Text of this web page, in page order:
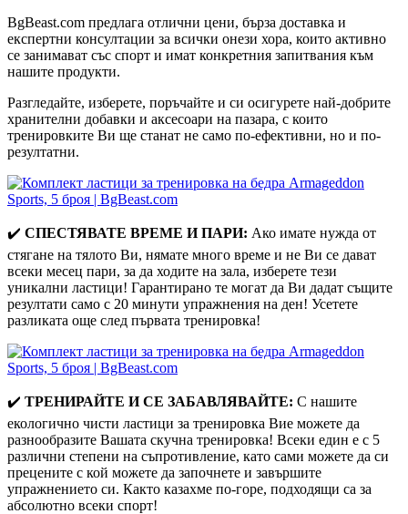
BgBeast.com предлага отлични цени, бърза доставка и
експертни консултации за всички онези хора, които активно
се занимават със спорт и имат конкретния запитвания към
нашите продукти.
Разгледайте, изберете, поръчайте и си осигурете най-добрите
хранителни добавки и аксесоари на пазара, с които
тренировките Ви ще станат не само по-ефективни, но и по-
резултатни.
✔️ СПЕСТЯВАТЕ ВРЕМЕ И ПАРИ: Ако имате нужда от
стягане на тялото Ви, нямате много време и не Ви се дават
всеки месец пари, за да ходите на зала, изберете тези
уникални ластици! Гарантирано те могат да Ви дадат същите
резултати само с 20 минути упражнения на ден! Усетете
разликата още след първата тренировка!
✔️ ТРЕНИРАЙТЕ И СЕ ЗАБАВЛЯВАЙТЕ: С нашите
екологично чисти ластици за тренировка Вие можете да
разнообразите Вашата скучна тренировка! Всеки един е с 5
различни степени на съпротивление, като сами можете да си
прецените с кой можете да започнете и завършите
упражнението си. Както казахме по-горе, подходящи са за
абсолютно всеки спорт!